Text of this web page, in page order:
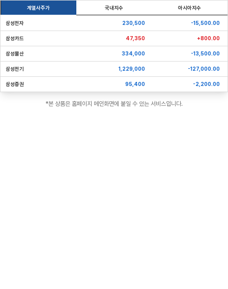
계열사주가 국내지수 아시아지수
삼성전자 230,500 -15,500.00
삼성카드 47,350 +800.00
삼성물산 334,000 -13,500.00
삼성전기 1,229,000 -127,000.00
삼성증권 95,400 -2,200.00
*본 상품은 홈페이지 메인화면에 붙일 수 있는 서비스입니다.